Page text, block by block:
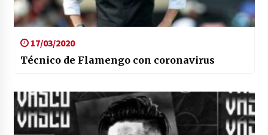
17/03/2020
Técnico de Flamengo con coronavirus